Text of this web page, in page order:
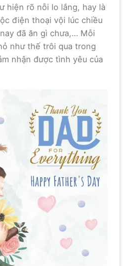
hiện rõ nỗi lo lắng, hay là
điện thoại vội lúc chiều
đã ăn gì chưa,… Mỗi
như thế trôi qua trong
nhận được tình yêu của